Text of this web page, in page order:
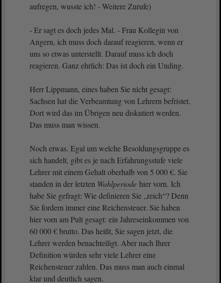
aufregen, wusste ich! - Weitere Zurufe)
- Er sagt es doch jedes Mal. - Frau Kollegin von
Angern, ich muss doch darauf reagieren, wenn er
uns so etwas unterstellt. Darauf muss ich doch
reagieren. Ganz ehrlich: Das ist doch ein Unding.
Herr Lippmann, eines haben Sie nicht gesagt:
Sachsen hat die Verbeamtung von Lehrern befristet.
Dort wird das im Übrigen neu diskutiert werden.
Das muss man wissen.
Noch etwas. Egal um welche Besoldungsgruppe es
sich handelt, gibt es je nach Erfahrungsstufe viele
Lehrer mit einem Gehalt oberhalb von 5 000 €. Sie
standen in der letzten Wahlperiode hier vorn. Ich
habe Sie gefragt: Wie definieren Sie „reich“? Denn
Sie fordern immer eine Reichensteuer. Sie haben
hier vorn am Pult gesagt: ein Jahreseinkommen von
60 000 € brutto. Das heißt, Sie sagen jetzt, die
Lehrer werden benachteiligt. Aber nach Ihrer
Definition würden sehr viele Lehrer eine
Reichensteuer zahlen. Das muss man auch einmal
klar und deutlich sagen.